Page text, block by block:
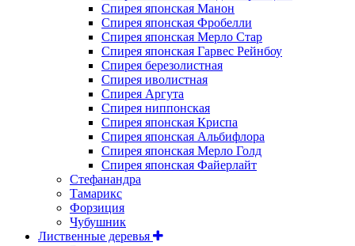
Спирея японская Манон
Спирея японская Фробелли
Спирея японская Мерло Стар
Спирея японская Гарвес Рейнбоу
Спирея березолистная
Спирея иволистная
Спирея Аргута
Спирея ниппонская
Спирея японская Криспа
Спирея японская Альбифлора
Спирея японская Мерло Голд
Спирея японская Файерлайт
Стефанандра
Тамарикс
Форзиция
Чубушник
Лиственные деревья